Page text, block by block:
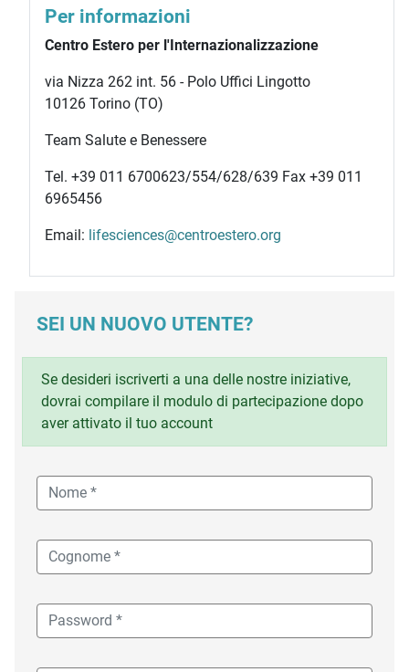
Per informazioni
Centro Estero per l'Internazionalizzazione
via Nizza 262 int. 56 - Polo Uffici Lingotto
10126 Torino (TO)
Team Salute e Benessere
Tel. +39 011 6700623/554/628/639 Fax +39 011
6965456
Email: lifesciences@centroestero.org
SEI UN NUOVO UTENTE?
Se desideri iscriverti a una delle nostre iniziative,
dovrai compilare il modulo di partecipazione dopo
aver attivato il tuo account